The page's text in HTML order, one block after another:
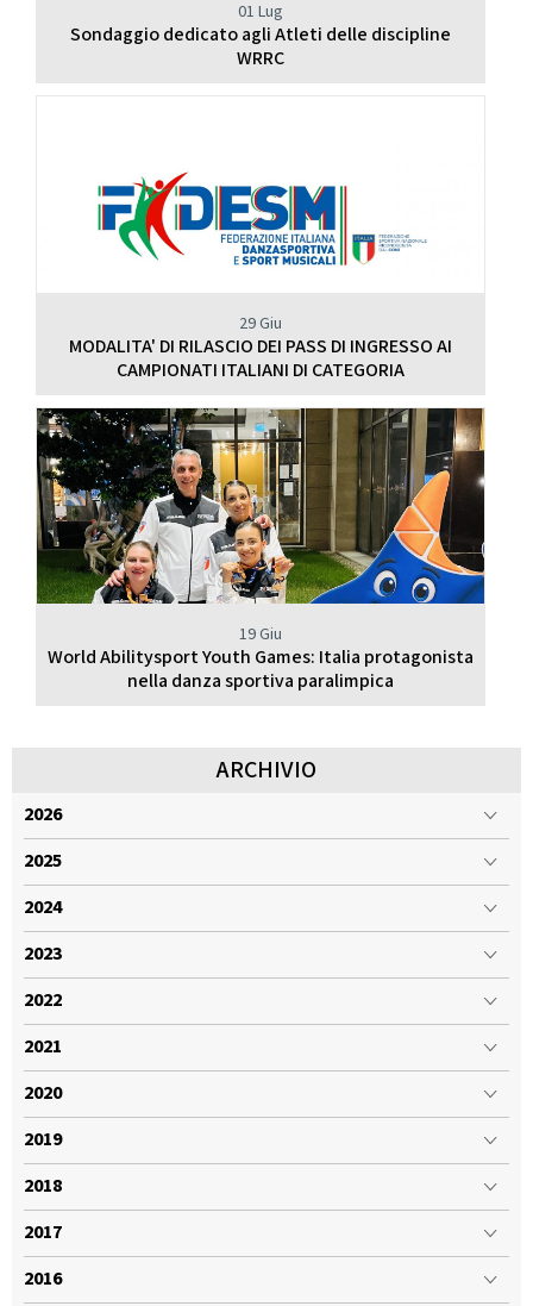
01 Lug
Sondaggio dedicato agli Atleti delle discipline
WRRC
29 Giu
MODALITA' DI RILASCIO DEI PASS DI INGRESSO AI
CAMPIONATI ITALIANI DI CATEGORIA
19 Giu
World Abilitysport Youth Games: Italia protagonista
nella danza sportiva paralimpica
ARCHIVIO
2026
2025
2024
2023
2022
2021
2020
2019
2018
2017
2016